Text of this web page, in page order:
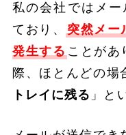
私の会社ではメ
ており、
突然メー
発生する ことがあ
際、ほとんどの場
トレイに残る 」と